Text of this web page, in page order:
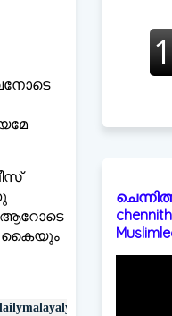
ആറോടെ
കൈയും
വാർത്തകൾ 💬